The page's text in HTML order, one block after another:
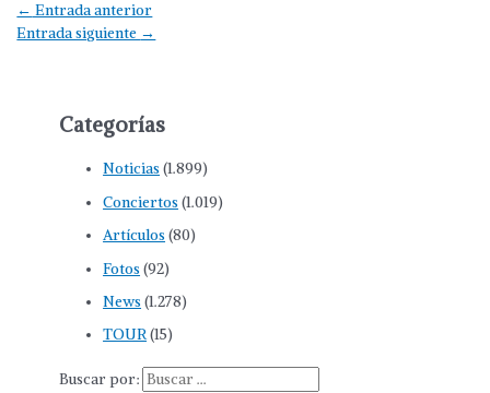
← Entrada anterior
Entrada siguiente →
Categorías
Noticias (1.899)
Conciertos (1.019)
Artículos (80)
Fotos (92)
News (1.278)
TOUR(15)
Buscar por: